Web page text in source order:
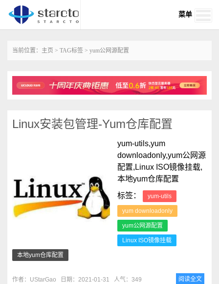
菜单
当前位置： 主页 > TAG标签 > yum公网源配置
Linux安装包管理-Yum仓库配置
yum-utils,yum
downloadonly,yum公网源
配置,Linux ISO镜像挂载,
本地yum仓库配置
标签：
yum-utils
yum downloadonly
yum公网源配置
Linux ISO镜像挂载
本地yum仓库配置
作者：UStarGao 日期：2021-01-31 人气：349 阅读全文